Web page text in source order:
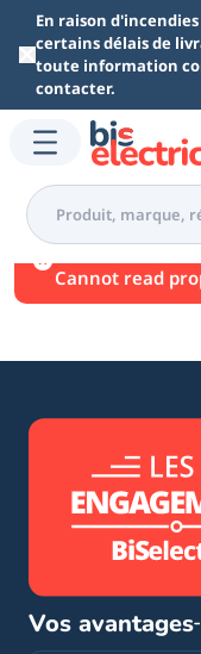
Aller au contenu
En raison
certains délais de
toute information
contacter.
Une
Cannot read
Vos avantages